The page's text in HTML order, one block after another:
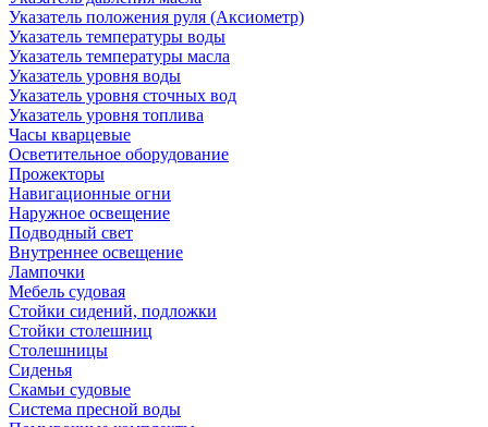
Указатель положения руля (Аксиометр)
Указатель температуры воды
Указатель температуры масла
Указатель уровня воды
Указатель уровня сточных вод
Указатель уровня топлива
Часы кварцевые
Осветительное оборудование
Прожекторы
Навигационные огни
Наружное освещение
Подводный свет
Внутреннее освещение
Лампочки
Мебель судовая
Стойки сидений, подложки
Стойки столешниц
Столешницы
Сиденья
Скамьи судовые
Система пресной воды